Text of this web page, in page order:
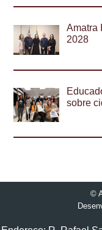
Amatra
2028
sobre
©